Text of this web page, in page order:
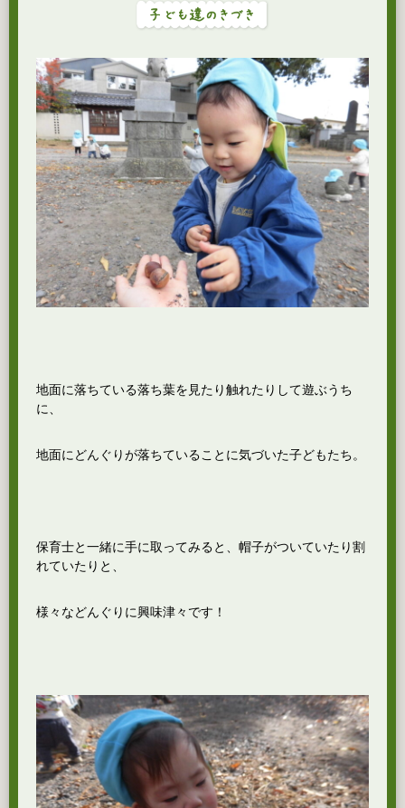
地面に落ちている落ち葉を見たり触れたりして遊ぶうち
に、
地面にどんぐりが落ちていることに気づいた子どもたち。
保育士と一緒に手に取ってみると、帽子がついていたり割
れていたりと、
様々などんぐりに興味津々です！